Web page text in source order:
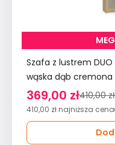
Szafa z lustrem
wąska dąb cremona
369,00 zł410,00 zł
410,00 zł najniższa cena